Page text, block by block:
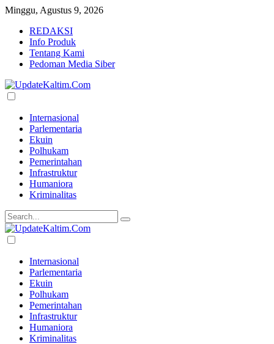
Minggu, Agustus 9, 2026
REDAKSI
Info Produk
Tentang Kami
Pedoman Media Siber
Internasional
Parlementaria
Ekuin
Polhukam
Pemerintahan
Infrastruktur
Humaniora
Kriminalitas
Internasional
Parlementaria
Ekuin
Polhukam
Pemerintahan
Infrastruktur
Humaniora
Kriminalitas